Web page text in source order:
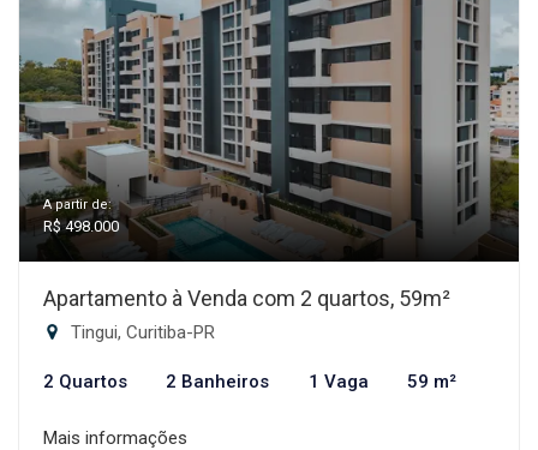
A partir de:
R$ 498.000
Apartamento à Venda com 2 quartos, 59m²
Tingui, Curitiba-PR
2 Quartos 2 Banheiros 1 Vaga 59 m²
Mais informações